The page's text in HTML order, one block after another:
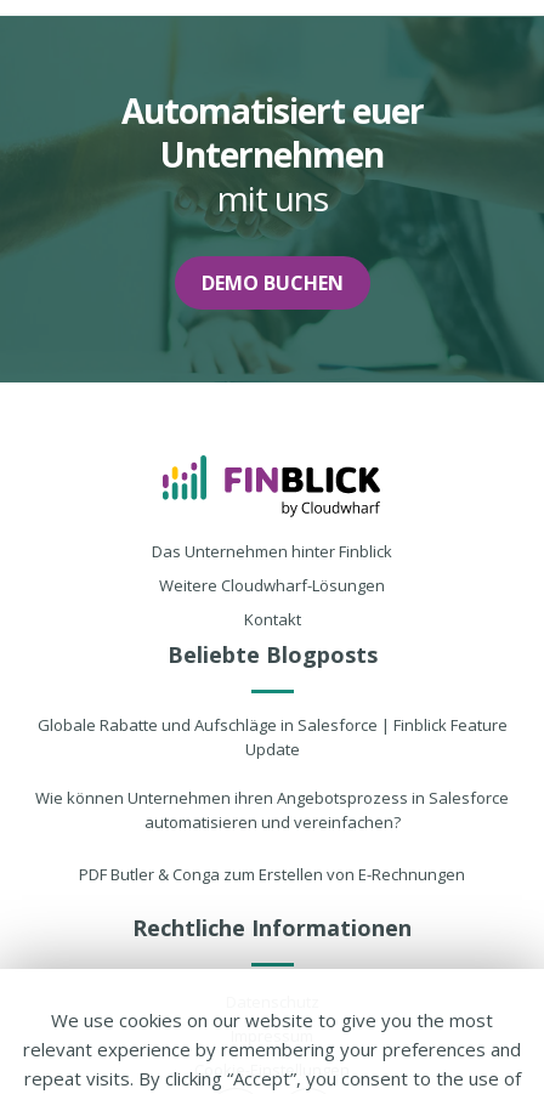
Automatisiert euer
Unternehmen
mit uns
DEMO BUCHEN
Das Unternehmen hinter Finblick
Weitere Cloudwharf-Lösungen
Kontakt
Beliebte Blogposts
Globale Rabatte und Aufschläge in Salesforce | Finblick Feature
Update
Wie können Unternehmen ihren Angebotsprozess in Salesforce
automatisieren und vereinfachen?
PDF Butler & Conga zum Erstellen von E-Rechnungen
Rechtliche Informationen
Cookie-Einstellungen
We use cookies on our website to give you the most
relevant experience by remembering your preferences and
repeat visits. By clicking “Accept”, you consent to the use of